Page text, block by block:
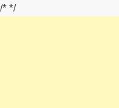
/* */